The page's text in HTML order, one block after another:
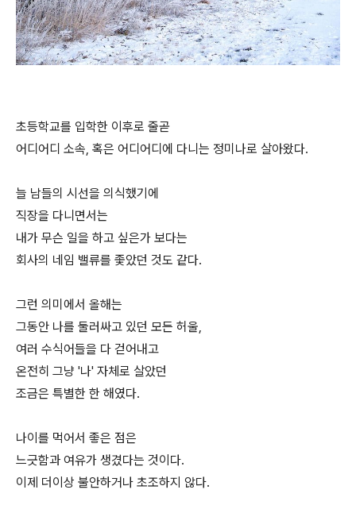
초등학교를 입학한 이후로 줄곧
어디어디 소속, 혹은 어디어디에 다니는 정미나로 살아왔다.
늘 남들의 시선을 의식했기에
직장을 다니면서는
내가 무슨 일을 하고 싶은가 보다는
회사의 네임 밸류를 좇았던 것도 같다.
그런 의미에서 올해는
그동안 나를 둘러싸고 있던 모든 허울,
여러 수식어들을 다 걷어내고
온전히 그냥 '나' 자체로 살았던
조금은 특별한 한 해였다.
나이를 먹어서 좋은 점은
느긋함과 여유가 생겼다는 것이다.
이제 더이상 불안하거나 초조하지 않다.